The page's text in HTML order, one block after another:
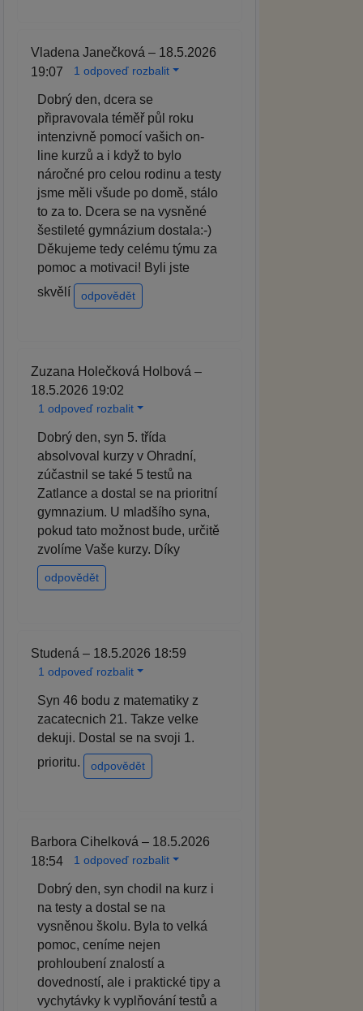
Vladena Janečková – 18.5.2026
19:07
1 odpoveď rozbalit
Dobrý den, dcera se
připravovala téměř půl roku
intenzivně pomocí vašich on-
line kurzů a i když to bylo
náročné pro celou rodinu a testy
jsme měli všude po domě, stálo
to za to. Dcera se na vysněné
šestileté gymnázium dostala:-)
Děkujeme tedy celému týmu za
pomoc a motivaci! Byli jste
skvělí
odpovědět
Zuzana Holečková Holbová –
18.5.2026 19:02
1 odpoveď rozbalit
Dobrý den, syn 5. třída
absolvoval kurzy v Ohradní,
zúčastnil se také 5 testů na
Zatlance a dostal se na prioritní
gymnazium. U mladšího syna,
pokud tato možnost bude, určitě
zvolíme Vaše kurzy. Díky
odpovědět
Studená – 18.5.2026 18:59
1 odpoveď rozbalit
Syn 46 bodu z matematiky z
zacatecnich 21. Takze velke
dekuji. Dostal se na svoji 1.
prioritu.
odpovědět
Barbora Cihelková – 18.5.2026
18:54
1 odpoveď rozbalit
Dobrý den, syn chodil na kurz i
na testy a dostal se na
vysněnou školu. Byla to velká
pomoc, ceníme nejen
prohloubení znalostí a
dovedností, ale i praktické tipy a
vychytávky k vyplňování testů a